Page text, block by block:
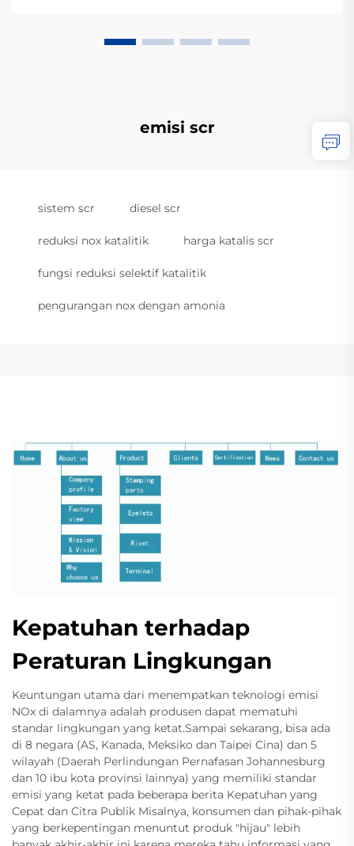
emisi scr
sistem scr diesel scr
reduksi nox katalitik harga katalis scr
fungsi reduksi selektif katalitik
pengurangan nox dengan amonia
Kepatuhan terhadap
Peraturan Lingkungan
Keuntungan utama dari menempatkan teknologi emisi
NOx di dalamnya adalah produsen dapat mematuhi
standar lingkungan yang ketat.Sampai sekarang, bisa ada
di 8 negara (AS, Kanada, Meksiko dan Taipei Cina) dan 5
wilayah (Daerah Perlindungan Pernafasan Johannesburg
dan 10 ibu kota provinsi lainnya) yang memiliki standar
emisi yang ketat pada beberapa berita Kepatuhan yang
Cepat dan Citra Publik Misalnya, konsumen dan pihak-pihak
yang berkepentingan menuntut produk "hijau" lebih